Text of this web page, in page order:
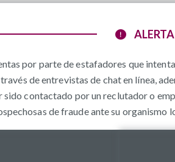
por parte de estafadores que
de entrevistas de chat en línea,
sido contactado por un reclutador o
de fraude ante su organismo